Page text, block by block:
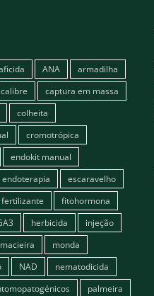
ANA
armadilha
calibre
captura em massa
colheita
cromotrópica
endokit manual
endoterapia
escaravelho
fertilizante
fitohormona
herbicida
injeção
macieira
monda
NAD
nematodicida
palmeira